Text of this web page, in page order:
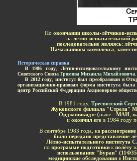
По окончании школы-лётчиков-
на лётно-испытательской
последовательно являясь:
Начальником комплекса
Историческая справка:
В 1986 году, Лётно-исследовательскому
Советского Союза Громова Михаила Михайловича
В 2012 году
институт был преобразован в
организационно-правовая форма института
центр Российской Федерации Акционерное
В 1981 году, Тресвятский
Жуковского филиала "Стрела"
Орджоникидзе (ныне - МАИ
и окончил его в 1984 году
В сентябре 1983 года, на рассмотрение
было передано представление
Лётно-испытательного института
по программе подготовкик полёту
использования "Буран" (11Ф35
медицинские обследования в